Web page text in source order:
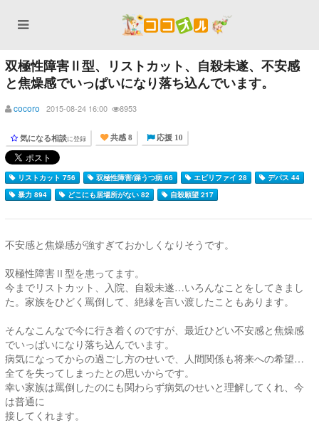
双極性障害Ⅱ型、リストカット、自殺未遂、不安感
と焦燥感でいっぱいになり落ち込んでいます。
cocoro 2015-08-24 16:00 8953
気になる相談に登録 共感 8 応援 10
リストカット 756 双極性障害/躁うつ病 66 エビリファイ 28
デパス 44
暴力 894
どこにも居場所がない 82 自殺願望 217
不安感と焦燥感が強すぎておかしくなりそうです。
双極性障害Ⅱ型を患ってます。
今までリストカット、入院、自殺未遂…いろんなことをしてきまし
た。家族をひどく罵倒して、絶縁を言い渡したこともあります。
そんなこんなで今に行き着くのですが、最近ひどい不安感と焦燥感
でいっぱいになり落ち込んでいます。
病気になってからの過ごし方のせいで、人間関係も将来への希望…
全てを失ってしまったとの思いからです。
幸い家族は罵倒したのにも関わらず病気のせいと理解してくれ、今
は普通に
接してくれます。